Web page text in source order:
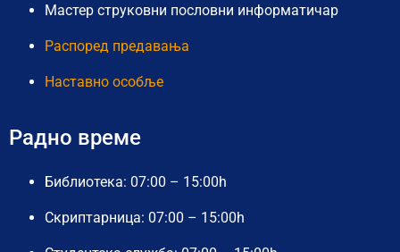
Мастер струковни пословни информатичар
Распоред предавања
Наставно особље
Радно време
Библиотека: 07:00 – 15:00h
Скриптарница: 07:00 – 15:00h